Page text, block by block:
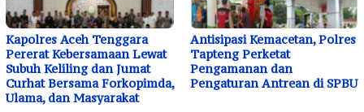
Kapolres Aceh Tenggara
Pererat Kebersamaan Lewat
Subuh Keliling dan Jumat
Curhat Bersama Forkopimda,
Ulama, dan Masyarakat
Antisipasi Kemacetan, Polres
Tapteng Perketat
Pengamanan dan
Pengaturan Antrean di SPBU